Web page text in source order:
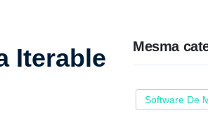
Iterable
Mesma
Software De